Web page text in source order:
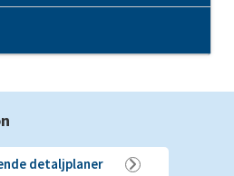
detaljplaner